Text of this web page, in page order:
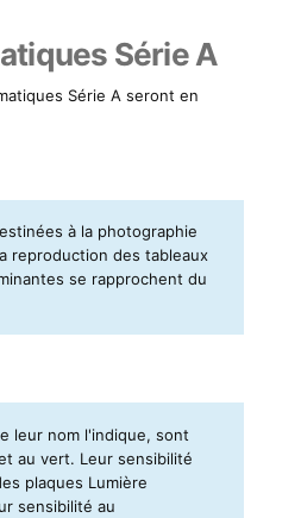
Série A
Série A seront en
à la photographie
reproduction des tableaux
se rapprochent du
leur nom l'indique, sont
au vert. Leur sensibilité
plaques Lumière
sensibilité au